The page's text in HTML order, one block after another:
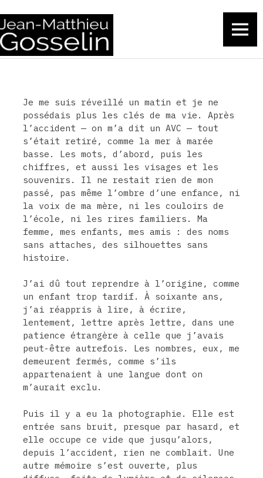
MENU
Je me suis réveillé un matin et je ne
possédais plus les clés de ma vie. Après
l’accident — on m’a dit un AVC — tout
s’était retiré, comme la mer à marée
basse. Les mots, d’abord, puis les
chiffres, et aussi les visages et les
souvenirs. Il ne restait rien de mon
passé, pas même l’ombre d’une enfance, ni
la voix de ma mère, ni les couloirs de
l’école, ni les rires familiers. Ma
femme, mes enfants, mes amis : des noms
sans attaches, des silhouettes sans
histoire.
J’ai dû tout reprendre à l’origine, comme
un enfant trop tardif. À soixante ans,
j’ai réappris à lire, à écrire,
lentement, lettre après lettre, dans une
patience étrangère à celle que j’avais
peut-être autrefois. Les nombres, eux, me
demeurent fermés, comme s’ils
appartenaient à une langue dont on
m’aurait exclu.
Puis il y a eu la photographie. Elle est
entrée sans bruit, presque par hasard, et
elle occupe ce vide que jusqu’alors,
depuis l’accident, rien ne comblait. Une
autre mémoire s’est ouverte, plus